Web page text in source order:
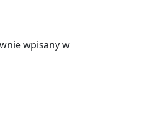
wpisany w